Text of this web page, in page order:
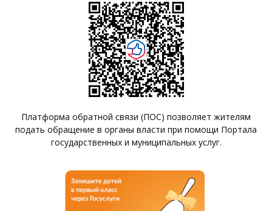
Платформа обратной связи (ПОС) позволяет жителям
подать обращение в органы власти при помощи Портала
государственных и муниципальных услуг.